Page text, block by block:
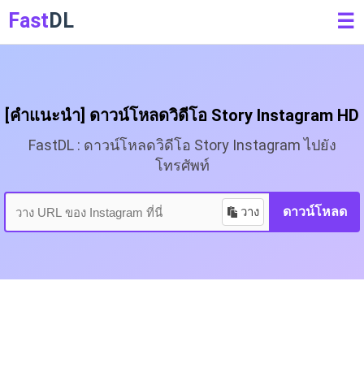
Fast DL ☰
[คำแนะนำ] ดาวน์โหลดวิดีโอ Story Instagram HD
FastDL : ดาวน์โหลดวิดีโอ Story Instagram ไปยัง
โทรศัพท์
วาง ดาวน์โหลด